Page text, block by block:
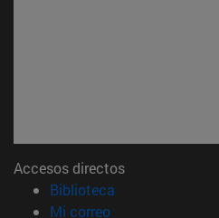
Accesos directos
Biblioteca
Mi correo(abre en nueva